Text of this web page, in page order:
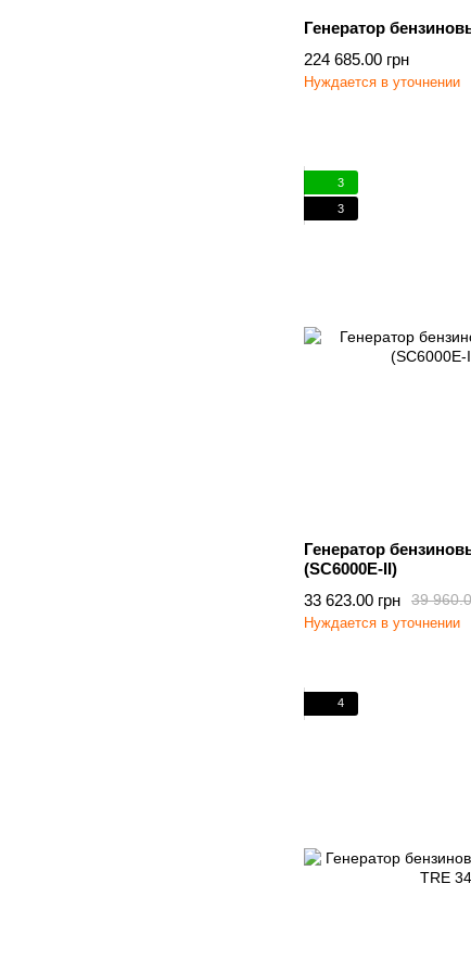
Генератор
224 685.00 грн
Нуждается в уточнении
3
3
Генератор
(SC6000E-II)
39
33 623.00 грн
Нуждается в уточнении
4